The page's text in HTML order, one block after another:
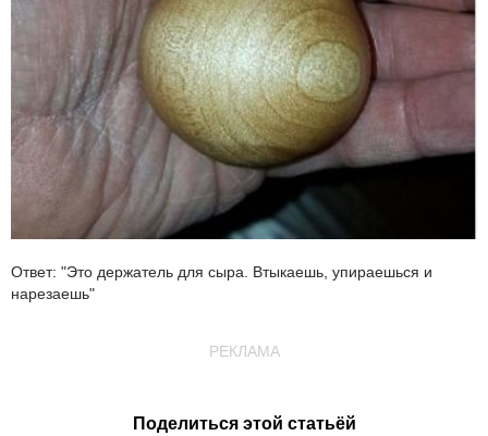
Ответ: "Это держатель для сыра. Втыкаешь, упираешься и
нарезаешь"
РЕКЛАМА
Поделиться этой статьёй